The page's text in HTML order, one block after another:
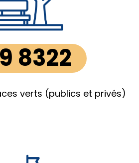
8322
verts (publics et privés)